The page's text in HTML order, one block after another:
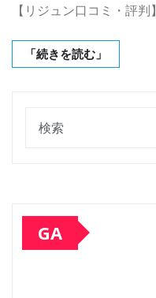
【リジュン口コミ・評
「続きを読む」
GA